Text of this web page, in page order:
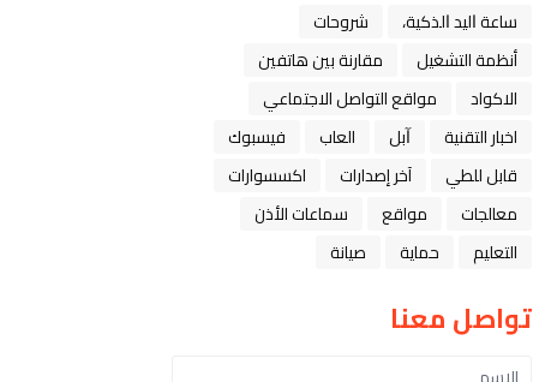
ﺳﺎﻋﺔ ﺍﻟﻴﺪ ﺍﻟﺬﻛﻴﺔ،
شروحات
أنظمة التشغيل
مقارنة بين هاتفين
الاكواد
مواقع التواصل الاجتماعي
اخبار التقنية
ﺁﺑﻞ العاب
فيسبوك
قابل للطي
آخر إصدارات
اكسسوارات
معالجات
مواقع
سماعات الأذن
التعليم
حماية صيانة
تواصل معنا